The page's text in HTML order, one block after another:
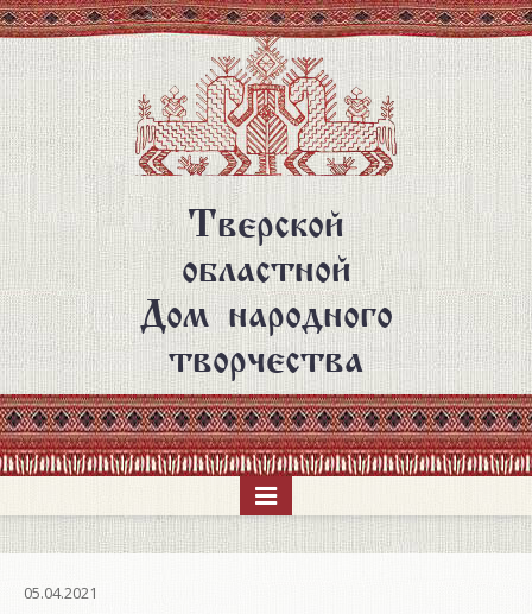
Перейти
к
основному
содержанию
Тверской
областной
Дом народного
творчества
05.04.2021